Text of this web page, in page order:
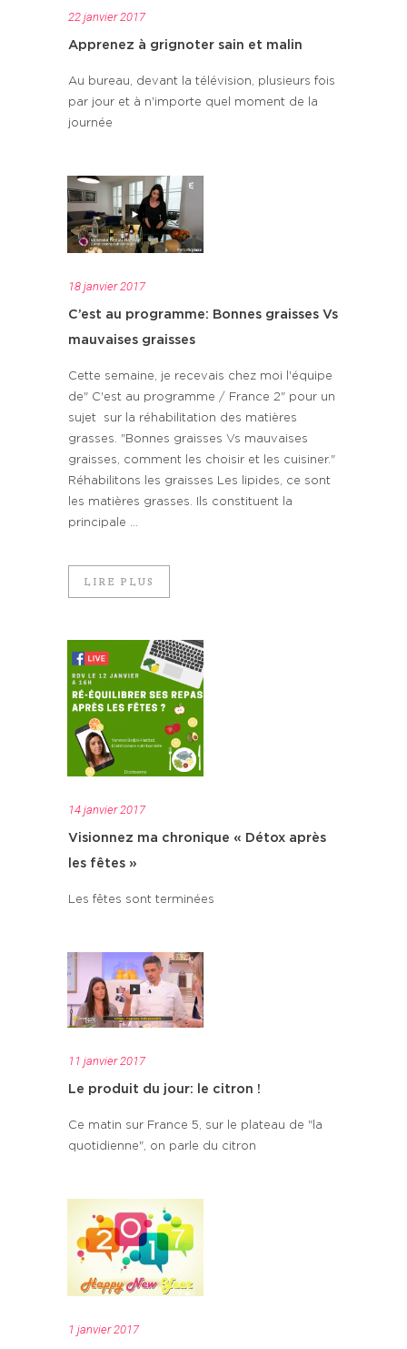
22 janvier 2017
Apprenez à grignoter sain et malin
Au bureau, devant la télévision, plusieurs fois
par jour et à n'importe quel moment de la
journée
18 janvier 2017
C’est au programme: Bonnes graisses Vs
mauvaises graisses
Cette semaine, je recevais chez moi l'équipe
de" C'est au programme / France 2" pour un
sujet sur la réhabilitation des matières
grasses. "Bonnes graisses Vs mauvaises
graisses, comment les choisir et les cuisiner."
Réhabilitons les graisses Les lipides, ce sont
les matières grasses. Ils constituent la
principale ...
LIRE PLUS
14 janvier 2017
Visionnez ma chronique « Détox après
les fêtes »
Les fêtes sont terminées
11 janvier 2017
Le produit du jour: le citron !
Ce matin sur France 5, sur le plateau de "la
quotidienne", on parle du citron
1 janvier 2017